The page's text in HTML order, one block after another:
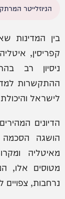
הניוזלייטר
בין המדינות
קפריסין,
ניסיון רב
ההתקשרות
לישראל
הדיונים
הושגה
מאיטליה
מטוסים אלו,
נרחבות, צפויים